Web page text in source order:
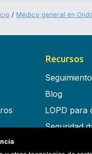
Médico general en
Recursos
Blog
LOPD para
Seguridad